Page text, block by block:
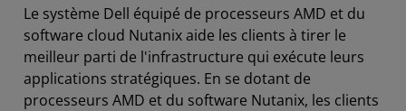
Le système Dell équipé de processeurs AMD et du
software cloud Nutanix aide les clients à tirer le
meilleur parti de l'infrastructure qui exécute leurs
applications stratégiques. En se dotant de
processeurs AMD et du software Nutanix, les clients